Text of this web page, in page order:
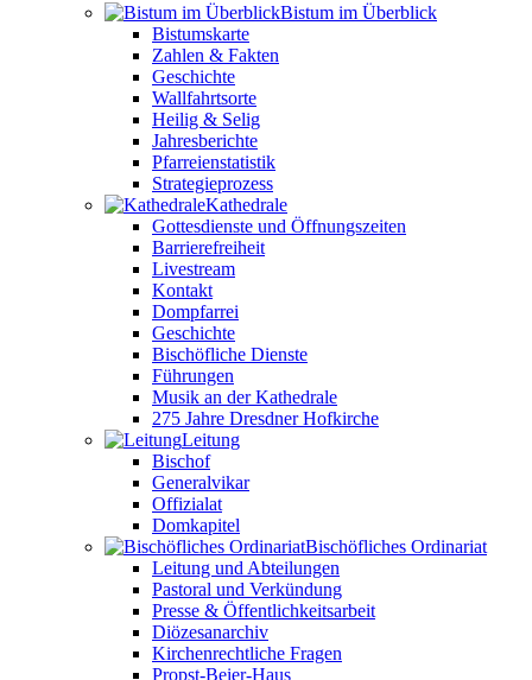
Bistum im Überblick
Bistumskarte
Zahlen & Fakten
Geschichte
Wallfahrtsorte
Heilig & Selig
Jahresberichte
Pfarreienstatistik
Strategieprozess
Kathedrale
Gottesdienste und Öffnungszeiten
Barrierefreiheit
Livestream
Kontakt
Dompfarrei
Geschichte
Bischöfliche Dienste
Führungen
Musik an der Kathedrale
275 Jahre Dresdner Hofkirche
Leitung
Bischof
Generalvikar
Offizialat
Domkapitel
Bischöfliches Ordinariat
Leitung und Abteilungen
Pastoral und Verkündung
Presse & Öffentlichkeitsarbeit
Diözesanarchiv
Kirchenrechtliche Fragen
Propst-Beier-Haus